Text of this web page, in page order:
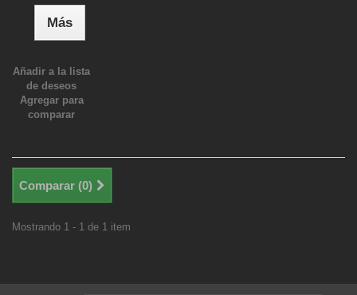
Más
Añadir a la lista
de deseos
Agregar para
comparar
Comparar (0)
Mostrando 1 - 1 de 1 item